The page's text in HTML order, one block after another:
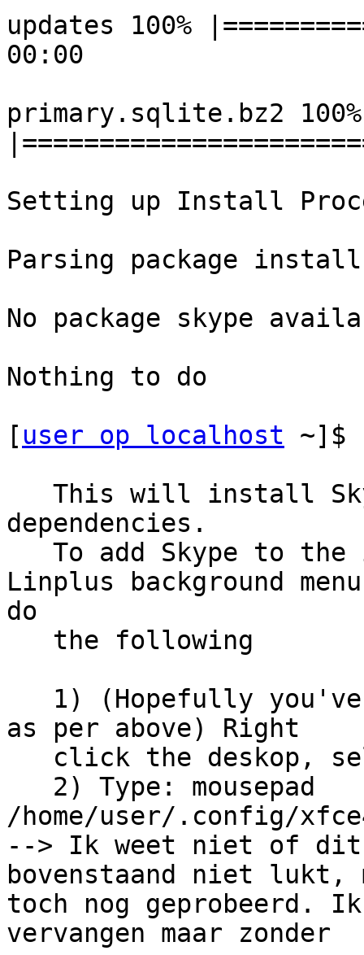
updates 100%
00:00
primary.sqlite.bz2 100%
Setting up Install
Parsing package install
No package skype
Nothing to do
[ user op localhost ~]$
dependencies.
Linplus background
do
as per above) Right
/home/user/.config/
--> Ik weet niet of
bovenstaand niet lukt,
toch nog geprobeerd.
vervangen maar zonder